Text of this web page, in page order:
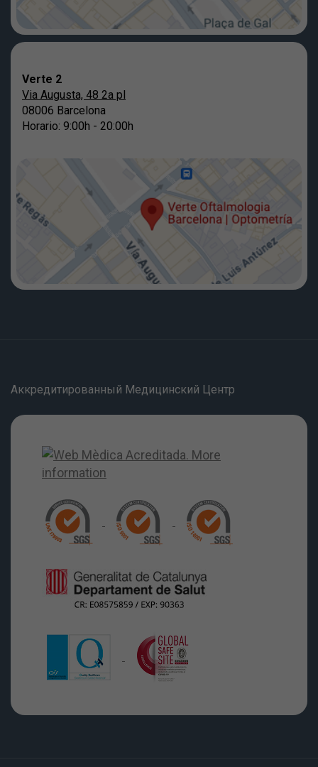
Verte 2
Via Augusta, 48 2a pl
08006 Barcelona
Horario: 9:00h - 20:00h
Аккредитированный Медицинский Центр